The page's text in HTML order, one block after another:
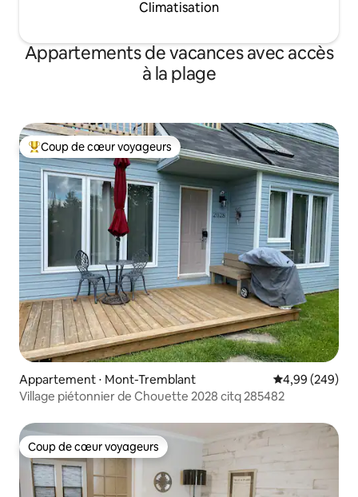
Climatisation
Appartements de vacances avec accès
à la plage
Coups de cœur voyageurs les plus appréciés
Coup de cœur voyageurs
Appartement ⋅ Mont-Tremblant Évaluation
4,99 (249)
Village piétonnier de Chouette 2028 citq 285482
Coup de cœur voyageurs
Coup de cœur voyageurs